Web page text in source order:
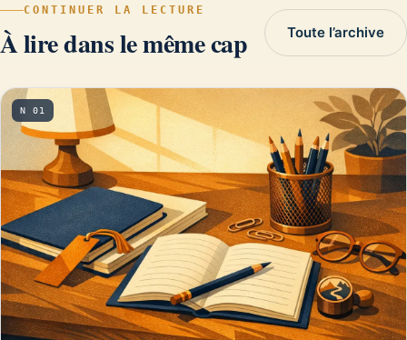
CONTINUER LA LECTURE
À lire dans le même cap Toute l’archive
N 01